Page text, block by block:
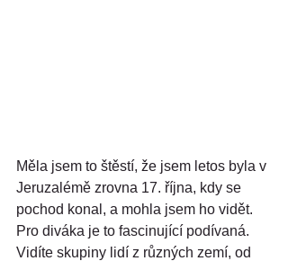
Měla jsem to štěstí, že jsem letos byla v
Jeruzalémě zrovna 17. října, kdy se
pochod konal, a mohla jsem ho vidět.
Pro diváka je to fascinující podívaná.
Vidíte skupiny lidí z různých zemí, od